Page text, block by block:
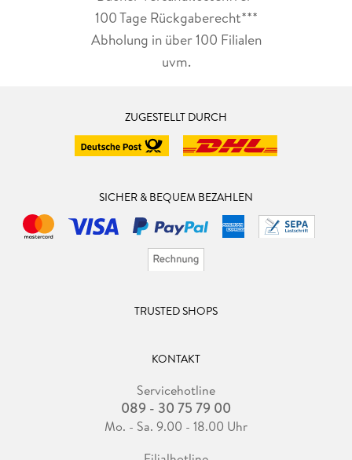
100 Tage Rückgaberecht***
Abholung in über 100 Filialen
uvm.
ZUGESTELLT DURCH
SICHER & BEQUEM BEZAHLEN
TRUSTED SHOPS
KONTAKT
Servicehotline
089 - 30 75 79 00
Mo. - Sa. 9.00 - 18.00 Uhr